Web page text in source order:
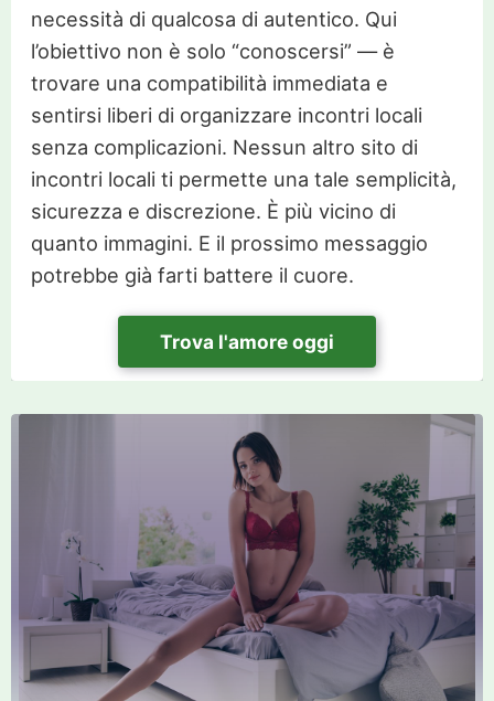
necessità di qualcosa di autentico. Qui
l’obiettivo non è solo “conoscersi” — è
trovare una compatibilità immediata e
sentirsi liberi di organizzare incontri locali
senza complicazioni. Nessun altro sito di
incontri locali ti permette una tale semplicità,
sicurezza e discrezione. È più vicino di
quanto immagini. E il prossimo messaggio
potrebbe già farti battere il cuore.
Trova l'amore oggi